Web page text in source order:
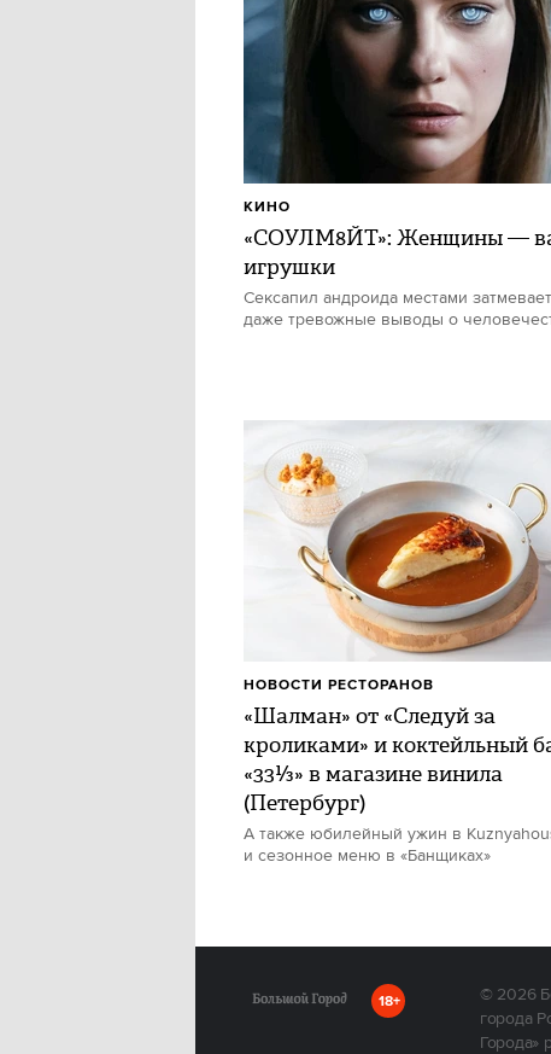
«СОУЛМ8ЙТ»: Женщины —
игрушки
Сексапил андроида местами
даже тревожные выводы о
КИНО
«Шалман» от «Следуй за
кроликами» и коктейльный
«33⅓» в магазине винила
(Петербург)
А также юбилейный ужин в
и сезонное меню в «Банщиках»
НОВОСТИ РЕСТОРАНОВ
18+ © 2026
города
Города»